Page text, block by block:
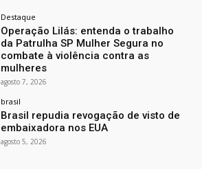
Destaque
Operação Lilás: entenda o trabalho
da Patrulha SP Mulher Segura no
combate à violência contra as
mulheres
agosto 7, 2026
brasil
Brasil repudia revogação de visto de
embaixadora nos EUA
agosto 5, 2026